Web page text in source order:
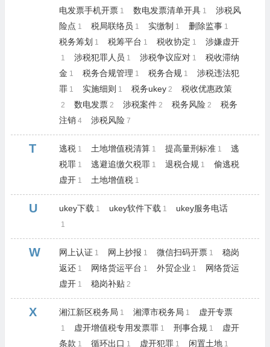
电发票手机开票 1 数电发票清单开具 1
涉税风
险点 1 税局联络员 1 实缴制 1 删除监事 1
税务筹划 1 税筹平台 1 税收协定 1 涉嫌虚开
1 涉税犯罪人员 1 涉税争议应对 1
税收滞纳
金 1 税务合规管理 1 税务合规 1
涉税违法犯
罪 1 实施细则 1 税务ukey 2 税收优惠政策
2 数电发票 2 涉税案件 2 税务风险 2
税务
注销 4 涉税风险 7
T 逃税 1 土地增值税清算 1 提高量刑标准 1
逃
税罪 1 逃避追缴欠税罪 1 退税合规 1
偷逃税
虚开 1 土地增值税 1
U ukey下载 1 ukey软件下载 1 ukey服务电话
1
W 网上认证 1 网上抄报 1 微信扫码开票 1
稳岗
返还 1 网络货运平台 1 外贸企业 1
网络货运
虚开 1 稳岗补贴 2
X 湘江新区税务局 1 湘潭市税务局 1 虚开专票
1 虚开增值税专用发票罪 1 刑事合规 1
虚开
条款 1 循环出口 1 虚开犯罪 1 闲置土地 1